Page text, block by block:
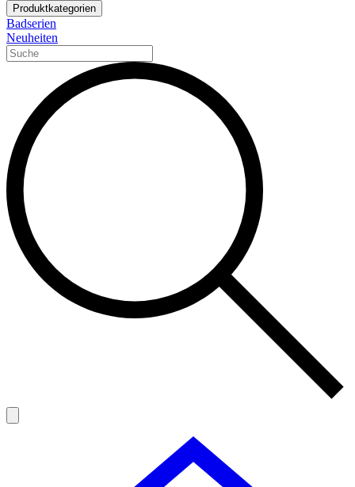
Produktkategorien
Badserien
Neuheiten